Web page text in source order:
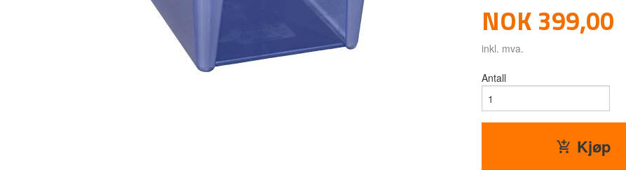
Pris
NOK 399,00
inkl. mva.
Antall
Kjøp